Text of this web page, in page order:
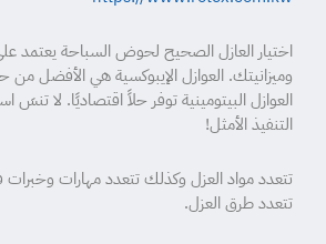
اختيار العازل الصحيح لحوض السباحة يعتمد
وميزانيتك. العوازل الإيبوكسية هي الأفضل من
العوازل البيتومينية توفر حلاً اقتصاديًا. لا
التنفيذ الأمثل!
تتعدد مواد العزل وكذلك تتعدد مهارات
تتعدد طرق العزل.